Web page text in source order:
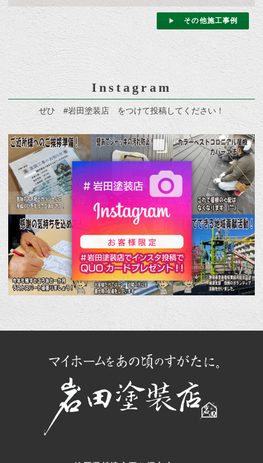
その他施工事例
Instagram
ぜひ #岩田塗装店 をつけて投稿してください！